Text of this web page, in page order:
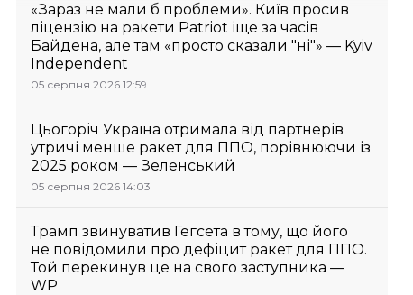
«Зараз не мали б проблеми». Київ просив
ліцензію на ракети Patriot іще за часів
Байдена, але там «просто сказали "ні"» — Kyiv
Independent
05 серпня 2026 12:59
Цьогоріч Україна отримала від партнерів
утричі менше ракет для ППО, порівнюючи із
2025 роком — Зеленський
05 серпня 2026 14:03
Трамп звинуватив Гегсета в тому, що його
не повідомили про дефіцит ракет для ППО.
Той перекинув це на свого заступника —
WP